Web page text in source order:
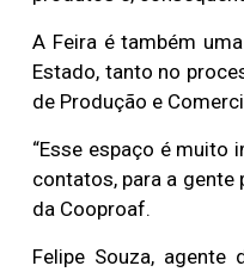
A Feira é também
Estado, tanto no
de Produção e
“Esse espaço é
contatos, para a gente
da Cooproaf.
Felipe Souza,